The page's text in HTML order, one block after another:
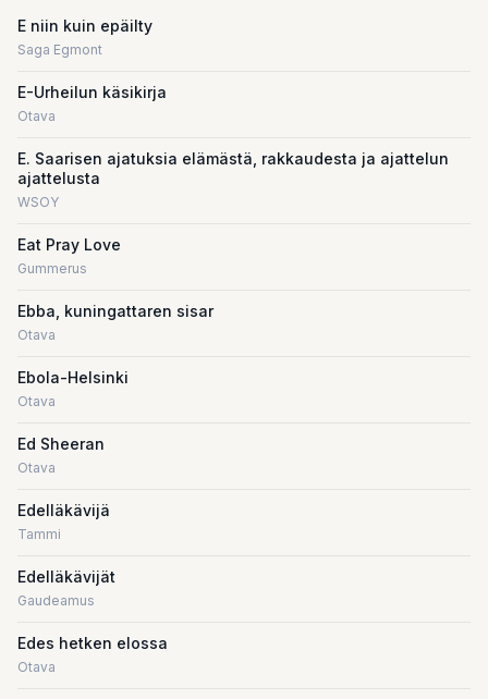
E niin kuin epäilty
Saga Egmont
E-Urheilun käsikirja
Otava
E. Saarisen ajatuksia elämästä, rakkaudesta ja ajattelun
ajattelusta
WSOY
Eat Pray Love
Gummerus
Ebba, kuningattaren sisar
Otava
Ebola-Helsinki
Otava
Ed Sheeran
Otava
Edelläkävijä
Tammi
Edelläkävijät
Gaudeamus
Edes hetken elossa
Otava